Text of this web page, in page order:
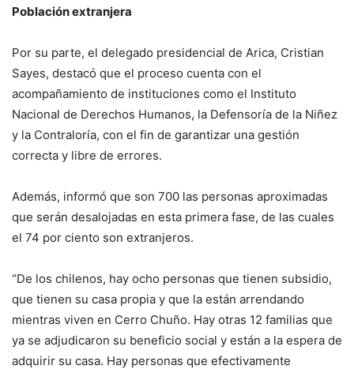
Población extranjera
Por su parte, el delegado presidencial de Arica, Cristian
Sayes, destacó que el proceso cuenta con el
acompañamiento de instituciones como el Instituto
Nacional de Derechos Humanos, la Defensoría de la Niñez
y la Contraloría, con el fin de garantizar una gestión
correcta y libre de errores.
Además, informó que son 700 las personas aproximadas
que serán desalojadas en esta primera fase, de las cuales
el 74 por ciento son extranjeros.
“De los chilenos, hay ocho personas que tienen subsidio,
que tienen su casa propia y que la están arrendando
mientras viven en Cerro Chuño. Hay otras 12 familias que
ya se adjudicaron su beneficio social y están a la espera de
adquirir su casa. Hay personas que efectivamente